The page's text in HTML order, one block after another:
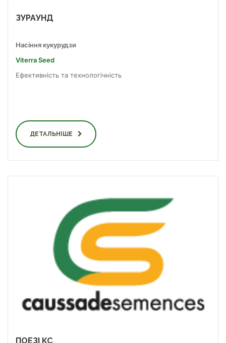
ЗУРАУНД
Насіння кукурудзи
Viterra Seed
Ефективність та технологічність
ДЕТАЛЬНІШЕ
ПОЕЗІ КС